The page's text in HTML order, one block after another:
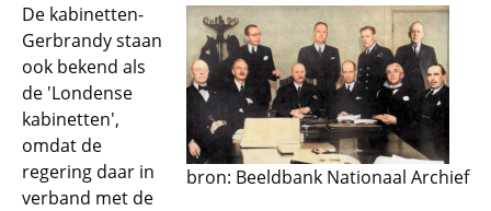
bron: Beeldbank Nationaal Archief
De kabinetten-
Gerbrandy staan
ook bekend als
de 'Londense
kabinetten',
omdat de
regering daar in
verband met de